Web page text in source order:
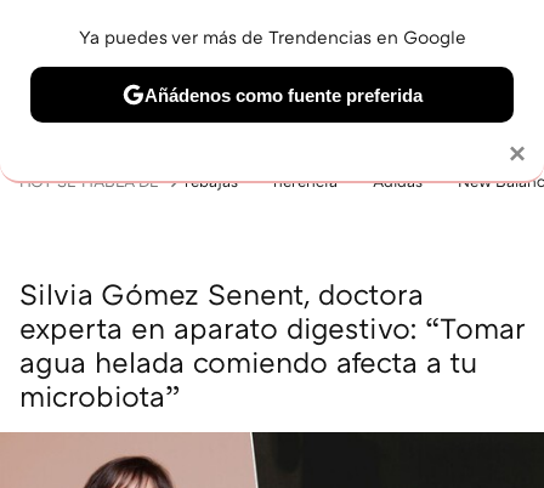
BELLEZA SHOPPING VIAJES GASTRO SNEAKERS
HOY SE HABLA DE rebajas herencia Adidas New
Silvia Gómez Senent, doctora
experta en aparato digestivo: “Tomar
agua helada comiendo afecta a tu
microbiota”
×
Ya puedes ver más de Trendencias en Google
Añádenos como fuente preferida